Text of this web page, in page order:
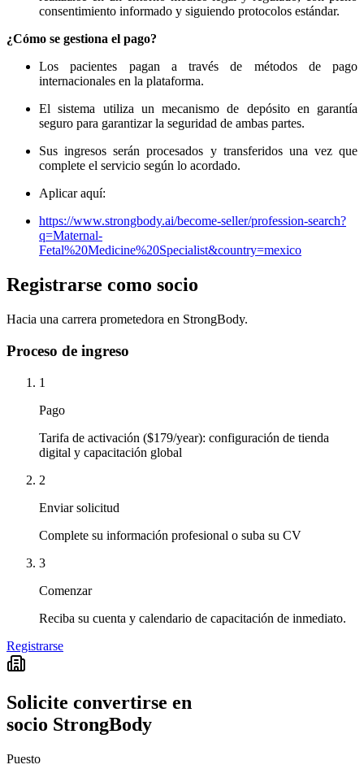
consentimiento informado y siguiendo protocolos estándar.
¿Cómo se gestiona el pago?
Los pacientes pagan a través de métodos de pago
internacionales en la plataforma.
El sistema utiliza un mecanismo de depósito en garantía
seguro para garantizar la seguridad de ambas partes.
Sus ingresos serán procesados ​​y transferidos una vez que
complete el servicio según lo acordado.
Aplicar aquí:
https://www.strongbody.ai/become-seller/profession-search?
q=Maternal-
Fetal%20Medicine%20Specialist&country=mexico
Registrarse como socio
Hacia una carrera prometedora en StrongBody.
Proceso de ingreso
1
Pago
Tarifa de activación ($179/year): configuración de tienda
digital y capacitación global
2
Enviar solicitud
Complete su información profesional o suba su CV
3
Comenzar
Reciba su cuenta y calendario de capacitación de inmediato.
Registrarse
Solicite convertirse en
socio StrongBody
Puesto